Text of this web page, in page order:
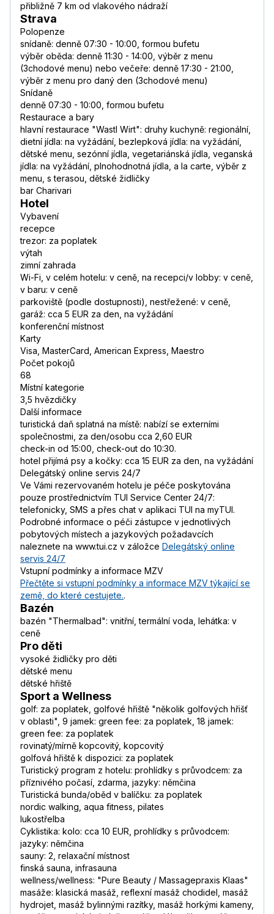
přibližně 7 km od vlakového nádraží
Strava
Polopenze
snídaně: denně 07:30 - 10:00, formou bufetu
výběr oběda: denně 11:30 - 14:00, výběr z menu
(3chodové menu) nebo večeře: denně 17:30 - 21:00,
výběr z menu pro daný den (3chodové menu)
Snídaně
denně 07:30 - 10:00, formou bufetu
Restaurace a bary
hlavní restaurace "Wastl Wirt": druhy kuchyně: regionální,
dietní jídla: na vyžádání, bezlepková jídla: na vyžádání,
dětské menu, sezónní jídla, vegetariánská jídla, veganská
jídla: na vyžádání, plnohodnotná jídla, a la carte, výběr z
menu, s terasou, dětské židličky
bar Charivari
Hotel
Vybavení
recepce
trezor: za poplatek
výtah
zimní zahrada
Wi-Fi, v celém hotelu: v ceně, na recepci/v lobby: v ceně,
v baru: v ceně
parkoviště (podle dostupnosti), nestřežené: v ceně,
garáž: cca 5 EUR za den, na vyžádání
konferenční místnost
Karty
Visa, MasterCard, American Express, Maestro
Počet pokojů
68
Místní kategorie
3,5 hvězdičky
Další informace
turistická daň splatná na místě: nabízí se externími
společnostmi, za den/osobu cca 2,60 EUR
check-in od 15:00, check-out do 10:30.
hotel přijímá psy a kočky: cca 15 EUR za den, na vyžádání
Delegátský online servis 24/7
Ve Vámi rezervovaném hotelu je péče poskytována
pouze prostřednictvím TUI Service Center 24/7:
telefonicky, SMS a přes chat v aplikaci TUI na myTUI.
Podrobné informace o péči zástupce v jednotlivých
pobytových místech a jazykových požadavcích
naleznete na www.tui.cz v záložce Delegátský online
servis 24/7
Vstupní podmínky a informace MZV
Přečtěte si vstupní podmínky a informace MZV týkající se
země, do které cestujete..
Bazén
bazén "Thermalbad": vnitřní, termální voda, lehátka: v
ceně
Pro děti
vysoké židličky pro děti
dětské menu
dětské hřiště
Sport a Wellness
golf: za poplatek, golfové hřiště "několik golfových hřišť
v oblasti", 9 jamek: green fee: za poplatek, 18 jamek:
green fee: za poplatek
rovinatý/mírně kopcovitý, kopcovitý
golfová hřiště k dispozici: za poplatek
Turistický program z hotelu: prohlídky s průvodcem: za
příznivého počasí, zdarma, jazyky: němčina
Turistická bunda/oběd v balíčku: za poplatek
nordic walking, aqua fitness, pilates
lukostřelba
Cyklistika: kolo: cca 10 EUR, prohlídky s průvodcem:
jazyky: němčina
sauny: 2, relaxační místnost
finská sauna, infrasauna
wellness/wellness: "Pure Beauty / Massagepraxis Klaas"
masáže: klasická masáž, reflexní masáž chodidel, masáž
hydrojet, masáž bylinnými razítky, masáž horkými kameny,